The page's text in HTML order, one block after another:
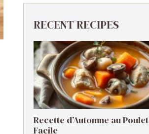
RECENT RECIPES
Recette d’Automne au Poulet
Facile